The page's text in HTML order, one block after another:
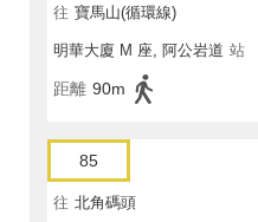
往 寶馬山(循環線)
明華大廈 M 座, 阿公岩道 站
距離 90m
85
往 北角碼頭